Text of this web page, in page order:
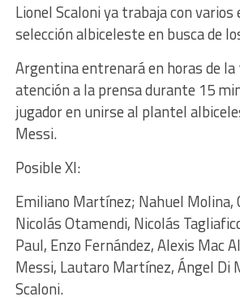
Lionel Scaloni ya trabaja con
selección albiceleste en busca de
Argentina entrenará en horas de
atención a la prensa durante 15
jugador en unirse al plantel
Messi.
Posible XI:
Emiliano Martínez; Nahuel Molina,
Nicolás Otamendi, Nicolás
Paul, Enzo Fernández, Alexis Mac
Messi, Lautaro Martínez, Ángel Di
Scaloni.